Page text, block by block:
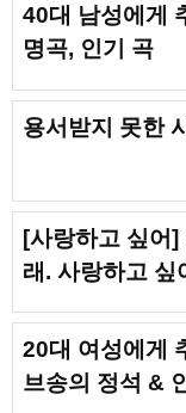
40대 남성에게
명곡, 인기 곡
용서받지 못한
[사랑하고 싶어]
래. 사랑하고 싶
20대 여성에게
브송의 정석 &